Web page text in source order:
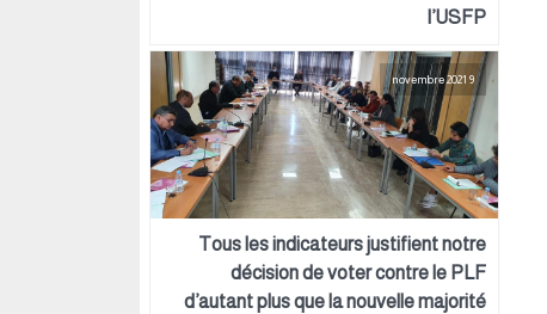
l’USFP
9 novembre 2021
Tous les indicateurs justifient notre
décision de voter contre le PLF
d’autant plus que la nouvelle majorité